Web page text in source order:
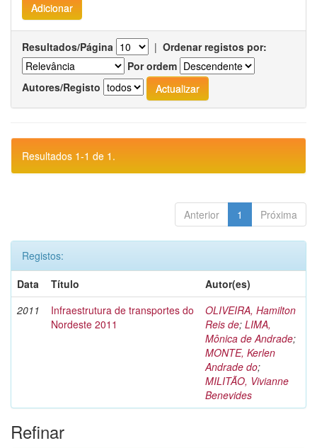
Resultados/Página | Ordenar registos por:
Por ordem
Autores/Registo
Resultados 1-1 de 1.
Anterior 1 Próxima
Registos:
Data
Título
Autor(es)
2011
Infraestrutura de transportes do
Nordeste 2011
OLIVEIRA, Hamilton
Reis de; LIMA,
Mônica de Andrade;
MONTE, Kerlen
Andrade do;
MILITÃO, Vivianne
Benevides
Refinar